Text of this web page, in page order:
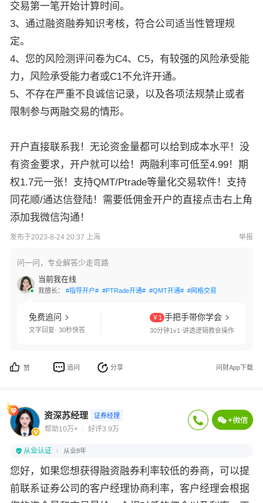
交易第一笔开始计算时间。
3、通过融资融券知识考核，符合公司适当性管理规
定。
4、您的风险测评问卷为C4、C5，有较强的风险承受能
力，风险承受能力者或C1不允许开通。
5、不存在严重不良诚信记录，以及各项法规禁止或者
限制参与两融交易的情形。
开户直接联系我！无论资金量都可以给到成本水平！没
有资金要求，开户就可以给！两融利率可低至4.99！期
权1.7元一张！支持QMT/Ptrade等量化交易软件！支持
同花顺/通达信登陆！需要低佣金开户的直接点击右上角
添加我微信沟通！
发布于2023-8-24 20:37 上海 举报
问一问，专业解答少走弯路
当前我在线
我擅长： #指导开户# #PTRade开通# #QMT开通# #网格交易#
免费追问
文字回复· 30秒快答
￥1 手把手带你学会
30分钟1v1·讲透逻辑教会操作
赞 追问 分享 问财App下载
资深苏经理 证券经理
帮助10万+ 好评3.9万
从业认证 从业8年
您好，如果您想获得融资融券利率较低的券商，可以提
前联系证券公司的客户经理协商利率，客户经理会根据